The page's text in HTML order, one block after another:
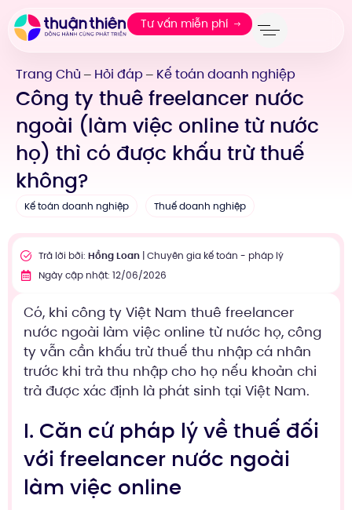
Tư vấn miễn phí
Trang Chủ — Hỏi đáp — Kế toán doanh nghiệp
Công ty thuê freelancer nước
ngoài (làm việc online từ nước
họ) thì có được khấu trừ thuế
không?
Kế toán doanh nghiệp Thuế doanh nghiệp
Trả lời bởi: Hồng Loan| Chuyên gia kế toán - pháp lý
Ngày cập nhật: 12/06/2026
Có, khi công ty Việt Nam thuê freelancer
nước ngoài làm việc online từ nước họ, công
ty vẫn cần khấu trừ thuế thu nhập cá nhân
trước khi trả thu nhập cho họ nếu khoản chi
trả được xác định là phát sinh tại Việt Nam.
I. Căn cứ pháp lý về thuế đối
với freelancer nước ngoài
làm việc online